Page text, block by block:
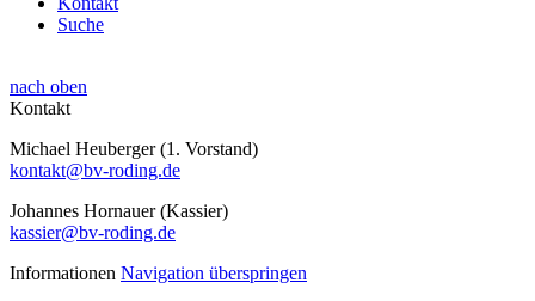
Suche
nach oben
Kontakt
Michael Heuberger (1. Vorstand)
kontakt@bv-roding.de
Johannes Hornauer (Kassier)
kassier@bv-roding.de
Informationen Navigation überspringen